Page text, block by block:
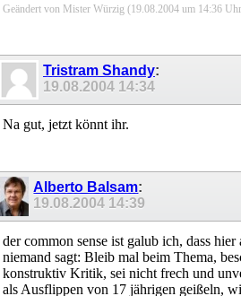
Geändert von Mister Würzig (19.08.2004 um 14:36
Tristram Shandy:
19.08.2004 14:34
Na gut, jetzt könnt ihr.
Alberto Balsam:
19.08.2004 14:39
der common sense ist galub ich, dass
niemand sagt: Bleib mal beim Thema,
konstruktiv Kritik, sei nicht frech und
als Ausflippen von 17 jährigen geißeln,